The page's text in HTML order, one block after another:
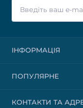
ІНФОРМАЦІЯ
ПОПУЛЯРНЕ
КОНТАКТИ ТА